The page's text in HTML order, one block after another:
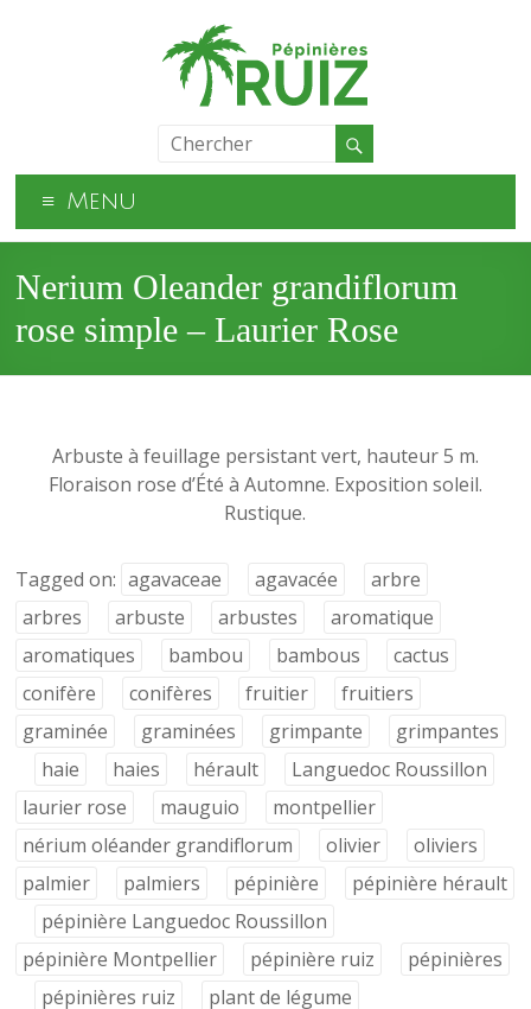
Menu
Nerium Oleander grandiflorum
rose simple – Laurier Rose
Arbuste à feuillage persistant vert, hauteur 5 m.
Floraison rose d’Été à Automne. Exposition soleil.
Rustique.
Tagged on: agavaceae agavacée
arbre
arbres
arbuste arbustes
aromatique
aromatiques
bambou bambous
cactus
conifère
conifères fruitier
fruitiers
graminée
graminées grimpante
grimpantes
haie
haies hérault
Languedoc Roussillon
laurier rose
mauguio
montpellier
nérium oléander grandiflorum
olivier
oliviers
palmier
palmiers pépinière
pépinière hérault
pépinière Languedoc Roussillon
pépinière Montpellier
pépinière ruiz
pépinières
pépinières ruiz
plant de légume